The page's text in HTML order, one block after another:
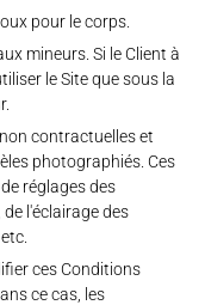
pour le corps.
mineurs. Si le Client à
le Site que sous la
contractuelles et
photographiés. Ces
réglages des
l'éclairage des
ces Conditions
ce cas, les